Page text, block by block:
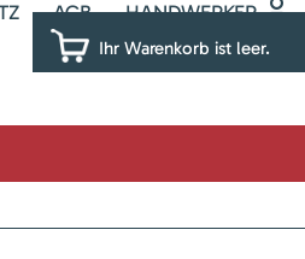
AGB HANDWERKER
Ihr Warenkorb ist leer.